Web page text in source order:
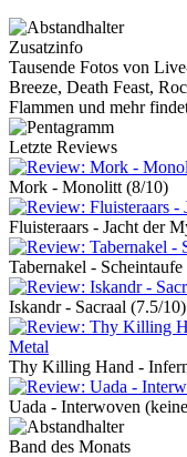
Zusatzinfo
Tausende Fotos von
Breeze, Death Feast,
Flammen und mehr
Letzte Reviews
Mork - Monolitt (8/10)
Fluisteraars - Jacht der
Tabernakel - Scheintaufe
Iskandr - Sacraal (7.5/10)
Thy Killing Hand -
Uada - Interwoven
Band des Monats